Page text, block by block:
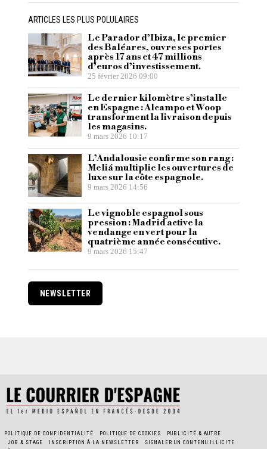
ARTICLES LES PLUS POLULAIRES
Le Parador d’Ibiza, le premier
des Baléares, ouvre ses portes
après 17 ans et 47 millions
d’euros d’investissement.
25 février 2026 09:00
Le dernier kilomètre s’installe
en Espagne : Alcampo et Woop
transforment la livraison depuis
les magasins.
9 mars 2026 10:17
L’Andalousie confirme son rang :
Meliá multiplie les ouvertures de
luxe sur la côte espagnole.
9 mars 2026 14:56
Le vignoble espagnol sous
pression : Madrid active la
vendange en vert pour la
quatrième année consécutive.
9 mars 2026 15:47
NEWSLETTER
POLITIQUE DE CONFIDENTIALITÉ POLITIQUE DE COOKIES
PUBLICITÉ & AUTRE
JOB & STAGE
INSCRIPTION À LA NEWSLETTER
SIGNALER UN CONTENU ILLICITE